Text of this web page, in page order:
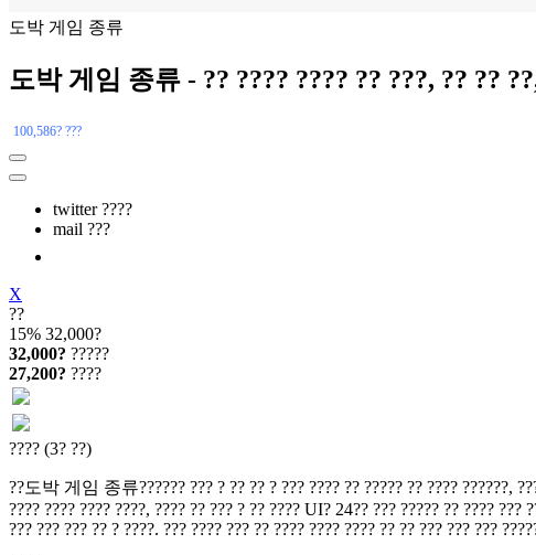
도박 게임 종류
도박 게임 종류 - ?? ???? ???? ?? ???, ?? ??
100,586? ???
twitter ????
mail ???
X
??
15% 32,000?
32,000? ?????
27,200? ????
???? (3? ??)
??도박 게임 종류?????? ??? ? ?? ?? ? ??? ???? ?? ????? ?? ???? ??????,
???? ???? ???? ????, ???? ?? ??? ? ?? ???? UI? 24?? ??? ????? ?? ???? ???
??? ??? ??? ?? ? ????. ??? ???? ??? ?? ???? ???? ???? ?? ?? ??? ??? ???